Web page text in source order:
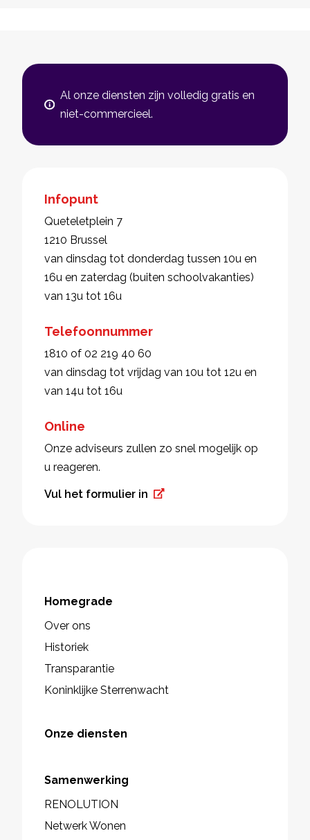
Al onze diensten zijn volledig gratis en
niet-commercieel.
Infopunt
Queteletplein 7
1210 Brussel
van dinsdag tot donderdag tussen 10u en
16u en zaterdag (buiten schoolvakanties)
van 13u tot 16u
Telefoonnummer
1810 of 02 219 40 60
van dinsdag tot vrijdag van 10u tot 12u en
van 14u tot 16u
Online
Onze adviseurs zullen zo snel mogelijk op
u reageren.
Vul het formulier in
Homegrade
Over ons
Historiek
Transparantie
Koninklijke Sterrenwacht
Onze diensten
Samenwerking
RENOLUTION
Netwerk Wonen